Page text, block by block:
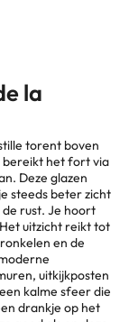
la
torent boven
bereikt het fort via
Deze glazen
steeds beter zicht
de rust. Je hoort
uitzicht reikt tot
en de
uitkijkposten
kalme sfeer die
drankje op het